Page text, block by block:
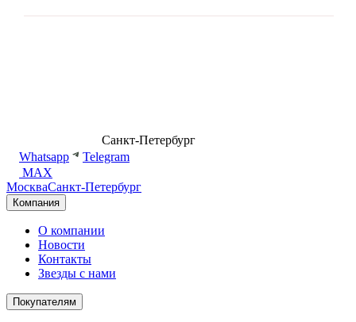
Санкт-Петербург
Whatsapp
Telegram
MAX
МоскваСанкт-Петербург
Компания
О компании
Новости
Контакты
Звезды с нами
Покупателям